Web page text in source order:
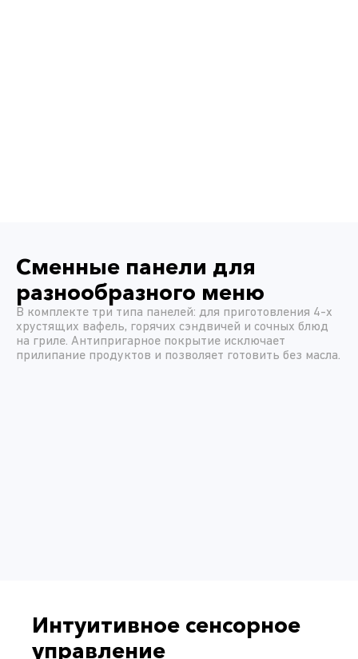
Сменные панели для
разнообразного меню
В комплекте три типа панелей: для приготовления 4-х
хрустящих вафель, горячих сэндвичей и сочных блюд
на гриле. Антипригарное покрытие исключает
прилипание продуктов и позволяет готовить без масла.
Интуитивное сенсорное
управление